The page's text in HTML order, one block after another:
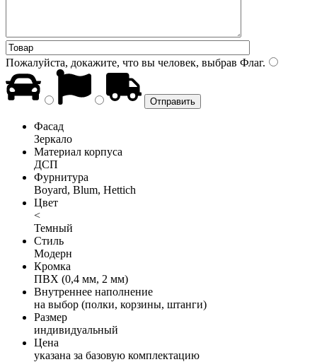
Пожалуйста, докажите, что вы человек, выбрав Флаг.
Фасад
Зеркало
Материал корпуса
ДСП
Фурнитура
Boyard, Blum, Hettich
Цвет
<
Темный
Стиль
Модерн
Кромка
ПВХ (0,4 мм, 2 мм)
Внутреннее наполнение
на выбор (полки, корзины, штанги)
Размер
индивидуальный
Цена
указана за базовую комплектацию